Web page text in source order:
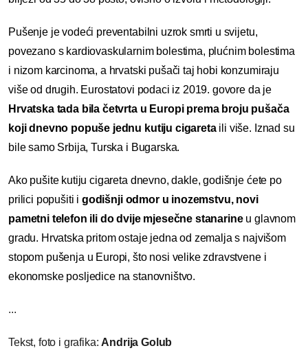
Pušenje je vodeći preventabilni uzrok smrti u svijetu,
povezano s kardiovaskularnim bolestima, plućnim bolestima
i nizom karcinoma, a hrvatski pušači taj hobi konzumiraju
više od drugih. Eurostatovi podaci iz 2019. govore da je
Hrvatska tada bila četvrta u Europi prema broju pušača
koji dnevno popuše jednu kutiju cigaretaili više. Iznad su
bile samo Srbija, Turska i Bugarska.
Ako pušite kutiju cigareta dnevno, dakle, godišnje ćete po
prilici popušiti i godišnji odmor u inozemstvu, novi
pametni telefon ili do dvije mjesečne stanarineu glavnom
gradu. Hrvatska pritom ostaje jedna od zemalja s najvišom
stopom pušenja u Europi, što nosi velike zdravstvene i
ekonomske posljedice na stanovništvo.
...
Tekst, foto i grafika: Andrija Golub